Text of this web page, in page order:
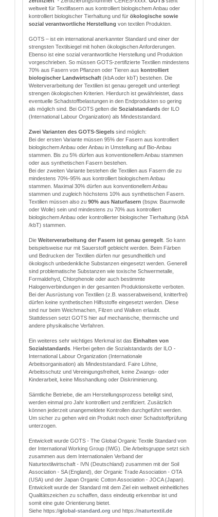
weltweit für Textilfasern aus kontrolliert biologischem Anbau oder
kontrolliert biologischer Tierhaltung und für ökologische sowie
sozial verantwortliche Herstellung von textilen Produkten.
GOTS – ist ein international anerkannter Standard und einer der
strengsten Textilsiegel mit hohen ökologischen Anforderungen.
Ebenso ist eine sozial verantwortliche Herstellung und Produktion
vorgeschrieben. So müssen GOTS-zertifizierte Textilien mindestens
70% aus Fasern von Pflanzen oder Tieren aus kontrolliert
biologischer Landwirtschaft (kbA oder kbT) bestehen. Die
Weiterverarbeitung der Textilien ist genau geregelt und unterliegt
strengen ökologischen Kriterien. Hierdurch ist gewährleistet, dass
eventuelle Schadstoffbelastungen in den Endprodukten so gering
als möglich sind. Bei GOTS gelten die Sozialstandards der ILO
(International Labour Organization) als Mindeststandard.
Zwei Varianten des GOTS-Siegels sind möglich:
Bei der ersten Variante müssen 95% der Fasern aus kontrolliert
biologischem Anbau oder Anbau in Umstellung auf Bio-Anbau
stammen. Bis zu 5% dürfen aus konventionellem Anbau stammen
oder aus synthetischen Fasern bestehen.
Bei der zweiten Variante bestehen die Textilien aus Fasern die zu
mindestens 70%-95% aus kontrolliert biologischem Anbau
stammen. Maximal 30% dürfen aus konventionellem Anbau
stammen und zugleich höchstens 10% aus synthetischen Fasern.
Textilien müssen also zu 90% aus Naturfasern (bspw. Baumwolle
oder Wolle) sein und mindestens zu 70% aus kontrolliert
biologischem Anbau oder kontrollierter biologischer Tierhaltung (kbA
/kbT) stammen.
Die Weiterverarbeitung der Fasern ist genau geregelt . So kann
beispielsweise nur mit Sauerstoff gebleicht werden. Beim Färben
und Bedrucken der Textilien dürfen nur gesundheitlich und
ökologisch unbedenkliche Substanzen eingesetzt werden. Generell
sind problematische Substanzen wie toxische Schwermetalle,
Formaldehyd, Chlorphenole oder auch bestimmte
Halogenverbindungen in der gesamten Produktionskette verboten.
Bei der Ausrüstung von Textilien (z.B. wasserabweisend, knitterfrei)
dürfen keine synthetischen Hilfsstoffe eingesetzt werden. Diese
sind nur beim Weichmachen, Filzen und Walken erlaubt.
Stattdessen setzt GOTS hier auf mechanische, thermische und
andere physikalische Verfahren.
Ein weiteres sehr wichtiges Merkmal ist das Einhalten von
Sozialstandards . Hierbei gelten die Sozialstandards der ILO -
International Labour Organization (Internationale
Arbeitsorganisation) als Mindeststandard. Faire Löhne,
Arbeitsschutz und Vereinigungsfreiheit, keine Zwangs- oder
Kinderarbeit, keine Misshandlung oder Diskriminierung.
Sämtliche Betriebe, die am Herstellungsprozess beteiligt sind,
werden einmal pro Jahr kontrolliert und zertifiziert. Zusätzlich
können jederzeit unangemeldete Kontrollen durchgeführt werden.
Um sicher zu gehen wird ein Produkt noch einer Schadstoffprüfung
unterzogen.
Entwickelt wurde GOTS - The Global Organic Textile Standard von
der International Working Group (IWG). Die Arbeitsgruppe setzt sich
zusammen aus dem Internationalen Verband der
Naturtextilwirtschaft - IVN (Deutschland) zusammen mit der Soil
Association - SA (England), der Organic Trade Association - OTA
(USA) und der Japan Organic Cotton Association - JOCA (Japan).
Entwickelt wurde der Standard mit dem Ziel ein weltweit einheitliches
Qualitätszeichen zu schaffen, dass eindeutig erkennbar ist und
somit eine gute Orientierung bietet.
Siehe https://global-standard.org und https://naturtextil.de